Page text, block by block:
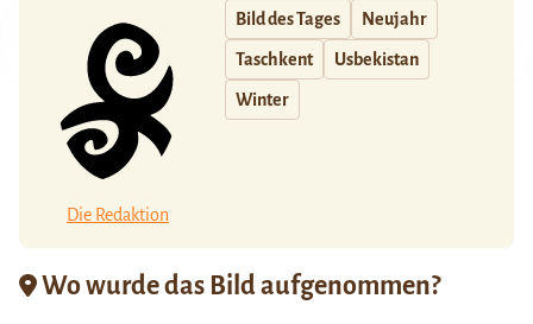
Die Redaktion
Bild des Tages Neujahr
Taschkent Usbekistan
Winter
Wo wurde das Bild aufgenommen?